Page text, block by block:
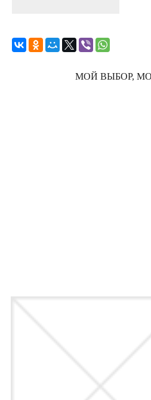
МОЙ ВЫБОР,